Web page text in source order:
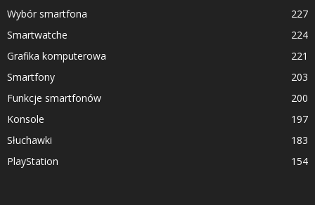
Wybór smartfona
227
Smartwatche
224
Grafika komputerowa
221
Smartfony
203
Funkcje smartfonów
200
Konsole
197
Słuchawki
183
PlayStation
154